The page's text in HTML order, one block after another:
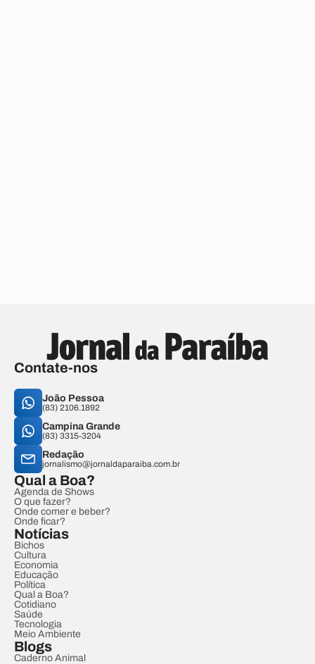
Contate-nos
João Pessoa
(83) 2106.1892
Campina Grande
(83) 3315-3204
Redação
jornalismo@jornaldaparaiba.com.br
Qual a Boa?
Agenda de Shows
O que fazer?
Onde comer e beber?
Onde ficar?
Notícias
Bichos
Cultura
Economia
Educação
Política
Qual a Boa?
Cotidiano
Saúde
Tecnologia
Meio Ambiente
Blogs
Caderno Animal